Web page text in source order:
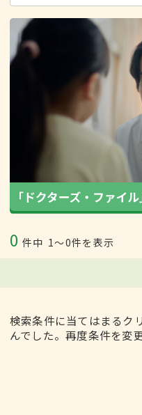
0 件中 1〜0件を表示
検索条件に当てはまるク
んでした。再度条件を変